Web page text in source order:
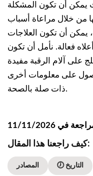
يمكن أن تكون المشكلة
من خلال مراعاة أسباب
، يمكن أن تكون العلاجات
فعالة. نأمل أن تكون
على آلام الرقبة مفيدة
على معلومات أخرى
ذات صلة بالصحة.
في 11/11/2026
كيف راجعنا هذا المقال:
المصادر 🕖 التاريخ